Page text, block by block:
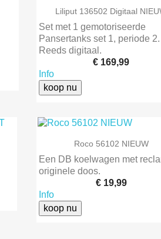
 Snel bekijken
Liliput 136502 Digitaal
Set met 1 gemotoriseerde
Pansertanks set 1, periode 2.
Reeds digitaal.
€ 169,99
Info
koop nu
 Snel bekijken
Roco 56102 NIEUW
Een DB koelwagen met
originele doos.
€ 19,99
Info
koop nu